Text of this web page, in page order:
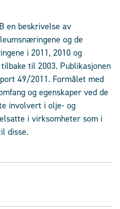
en beskrivelse av
og de
i 2011, 2010 og
til 2003. Publikasjonen
49/2011. Formålet med
og egenskaper ved de
involvert i olje- og
i virksomheter som i
disse.